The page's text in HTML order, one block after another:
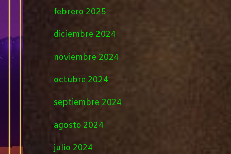
febrero 2025
diciembre 2024
noviembre 2024
octubre 2024
septiembre 2024
agosto 2024
julio 2024